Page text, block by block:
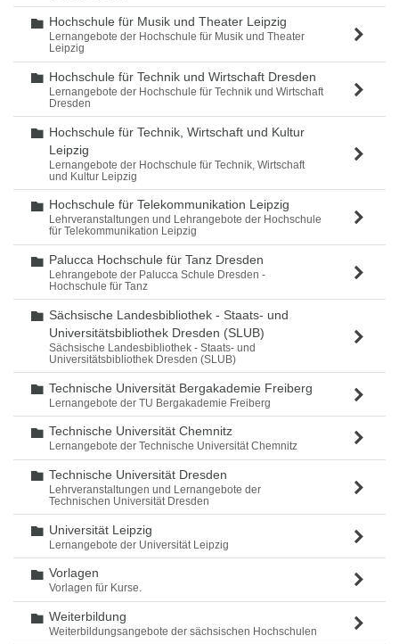
Ordner
Hochschule für Musik und Theater Leipzig
Lernangebote der Hochschule für Musik und Theater
Leipzig
Ordner
Hochschule für Technik und Wirtschaft Dresden
Lernangebote der Hochschule für Technik und Wirtschaft
Dresden
Ordner
Hochschule für Technik, Wirtschaft und Kultur
Leipzig
Lernangebote der Hochschule für Technik, Wirtschaft
und Kultur Leipzig
Ordner
Hochschule für Telekommunikation Leipzig
Lehrveranstaltungen und Lehrangebote der Hochschule
für Telekommunikation Leipzig
Ordner
Palucca Hochschule für Tanz Dresden
Lehrangebote der Palucca Schule Dresden -
Hochschule für Tanz
Ordner
Sächsische Landesbibliothek - Staats- und
Universitätsbibliothek Dresden (SLUB)
Sächsische Landesbibliothek - Staats- und
Universitätsbibliothek Dresden (SLUB)
Ordner
Technische Universität Bergakademie Freiberg
Lernangebote der TU Bergakademie Freiberg
Ordner
Technische Universität Chemnitz
Lernangebote der Technische Universität Chemnitz
Ordner
Technische Universität Dresden
Lehrveranstaltungen und Lernangebote der
Technischen Universität Dresden
Ordner
Universität Leipzig
Lernangebote der Universität Leipzig
Ordner
Vorlagen
Vorlagen für Kurse.
Ordner
Weiterbildung
Weiterbildungsangebote der sächsischen Hochschulen